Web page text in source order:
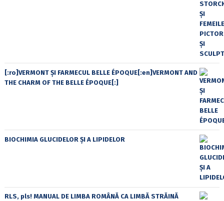
[:ro]VERMONT ȘI FARMECUL BELLE ÉPOQUE[:en]VERMONT AND
THE CHARM OF THE BELLE ÉPOQUE[:]
BIOCHIMIA GLUCIDELOR ȘI A LIPIDELOR
RLS, pls! MANUAL DE LIMBA ROMÂNĂ CA LIMBĂ STRĂINĂ